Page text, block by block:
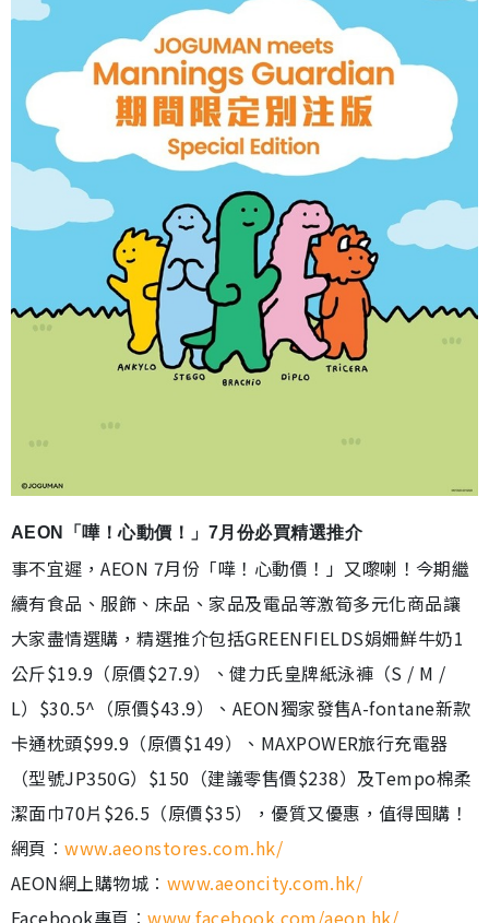
AEON「嘩！心動價！」7月份必買精選推介
事不宜遲，AEON 7月份「嘩！心動價！」又嚟喇！今期繼
續有食品、服飾、床品、家品及電品等激筍多元化商品讓
大家盡情選購，精選推介包括GREENFIELDS娟姍鮮牛奶1
公斤$19.9（原價$27.9）、健力氏皇牌紙泳褲（S / M /
L）$30.5^（原價$43.9）、AEON獨家發售A-fontane新款
卡通枕頭$99.9（原價$149）、MAXPOWER旅行充電器
（型號JP350G）$150（建議零售價$238）及Tempo棉柔
潔面巾70片$26.5（原價$35），優質又優惠，值得囤購！
網頁︰www.aeonstores.com.hk/
AEON網上購物城︰ www.aeoncity.com.hk/
Facebook專頁︰www.facebook.com/aeon.hk/